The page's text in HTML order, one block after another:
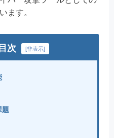
ます。
次 [非表示]